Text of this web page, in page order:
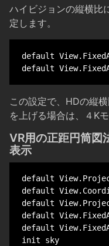
ハイビジョンの縦横比
定します。
default
default
この設定で、HDの縦
を上げる場合は、４K
VR用の正距円筒
表示
default
default
default
default
default
init sky